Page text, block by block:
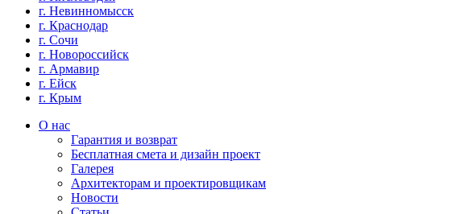
г. Невинномысск
г. Краснодар
г. Сочи
г. Новороссийск
г. Армавир
г. Ейск
г. Крым
О нас
Гарантия и возврат
Бесплатная смета и дизайн проект
Галерея
Архитекторам и проектировщикам
Новости